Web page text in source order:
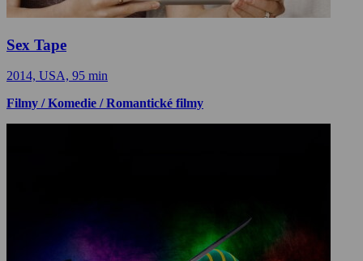
Sex Tape
2014, USA, 95 min
Filmy / Komedie / Romantické filmy